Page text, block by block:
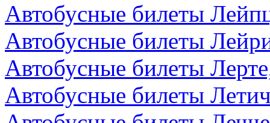
Автобусные билеты
Автобусные билеты
Автобусные билеты
Автобусные билеты